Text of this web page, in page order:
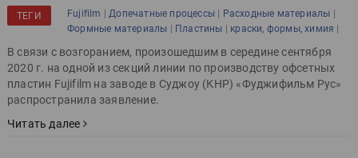
ТЕГИ Fujifilm |Допечатные процессы | Расходные материалы |
Формные материалы | Пластины | краски, формы, химия |
В связи с возгоранием, произошедшим в середине сентября
2020 г. на одной из секций линии по производству офсетных
пластин Fujifilm на заводе в Суджоу (КНР) «Фуджифильм Рус»
распространила заявление.
Читать далее